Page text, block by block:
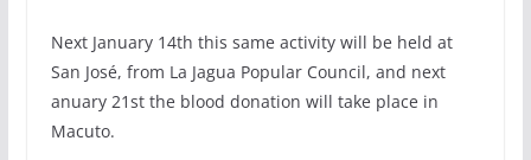
Next January 14th this same activity will be held at
San José, from La Jagua Popular Council, and next
anuary 21st the blood donation will take place in
Macuto.